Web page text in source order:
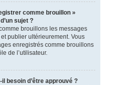
comme brouillon »
sujet ?
brouillons les messages
publier ultérieurement. Vous
enregistrés comme brouillons
de l’utilisateur.
besoin d’être approuvé ?